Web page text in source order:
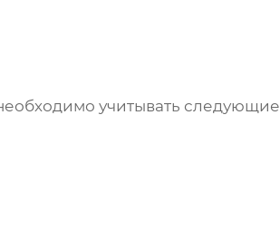
учитывать следующие